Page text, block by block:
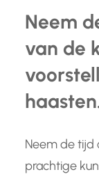
Neem
van de
Neem de tijd
prachtige